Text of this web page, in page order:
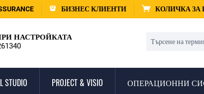
БИЗНЕС КЛИЕНТИ КОЛИЧКА ЗА
НАСТРОЙКАТА
STUDIO PROJECT & VISIO ОПЕРАЦИОННИ